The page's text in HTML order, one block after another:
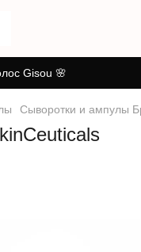
Gisou 🌸
Сыворотки и ампулы